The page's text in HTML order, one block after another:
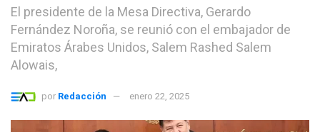
El presidente de la Mesa Directiva, Gerardo
Fernández Noroña, se reunió con el embajador de
Emiratos Árabes Unidos, Salem Rashed Salem
Alowais,
por Redacción enero 22, 2025